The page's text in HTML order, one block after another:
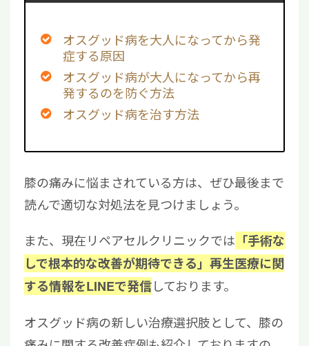
オスグッド病を大人になってから発
症する原因
オスグッド病が大人になってから再
発するのを防ぐ方法
オスグッド病を治す方法
膝の痛みに悩まされている方は、ぜひ最後まで
読んで適切な対処法を見つけましょう。
また、現在リペアセルクリニックでは 「手術な
しで根本的な改善が期待できる」再生医療に関
する情報をLINEで発信しております。
オスグッド病の新しい治療選択肢として、膝の